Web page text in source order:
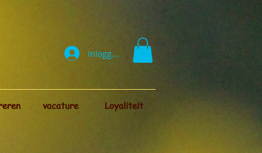
Inloggen
vacature Loyaliteit